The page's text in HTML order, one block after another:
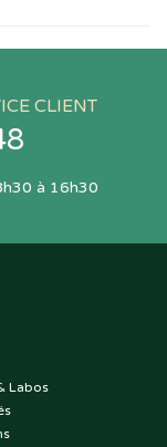
CLIENT
à 16h30
Labos